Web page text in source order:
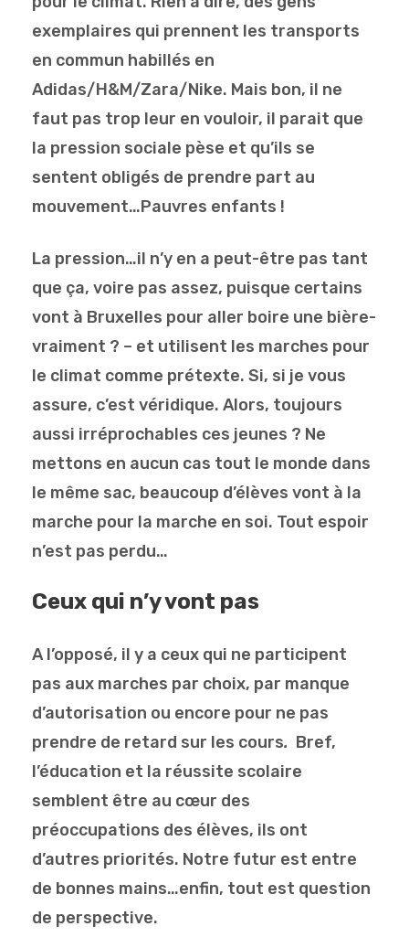
exemplaires qui prennent les transports
en commun habillés en
Adidas/H&M/Zara/Nike. Mais bon, il ne
faut pas trop leur en vouloir, il parait que
la pression sociale pèse et qu’ils se
sentent obligés de prendre part au
mouvement…Pauvres enfants !
La pression…il n’y en a peut-être pas tant
que ça, voire pas assez, puisque certains
vont à Bruxelles pour aller boire une bière-
vraiment ? – et utilisent les marches pour
le climat comme prétexte. Si, si je vous
assure, c’est véridique. Alors, toujours
aussi irréprochables ces jeunes ? Ne
mettons en aucun cas tout le monde dans
le même sac, beaucoup d’élèves vont à la
marche pour la marche en soi. Tout espoir
n’est pas perdu…
Ceux qui n’y vont pas
A l’opposé, il y a ceux qui ne participent
pas aux marches par choix, par manque
d’autorisation ou encore pour ne pas
prendre de retard sur les cours. Bref,
l’éducation et la réussite scolaire
semblent être au cœur des
préoccupations des élèves, ils ont
d’autres priorités. Notre futur est entre
de bonnes mains…enfin, tout est question
de perspective.